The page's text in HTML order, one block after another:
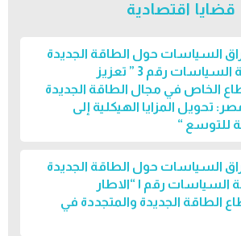
قضايا اقتصادية
السياسات حول الطاقة الجديدة
والمتجددة: ورقة السياسات رقم 3 ” تعزيز
الخاص في مجال الطاقة الجديدة
تحويل المزايا الهيكلية إلى
للتوسع “
السياسات حول الطاقة الجديدة
والمتجددة : ورقة السياسات رقم ١ “الاطار
الطاقة الجديدة والمتجددة في